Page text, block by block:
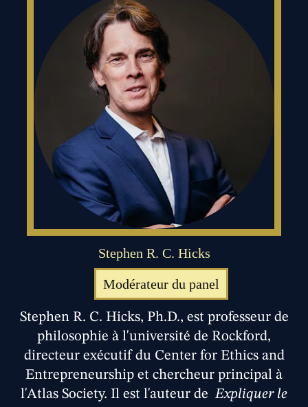
Stephen R. C. Hicks
Modérateur du panel
Stephen R. C. Hicks, Ph.D., est professeur de
philosophie à l'université de Rockford,
directeur exécutif du Center for Ethics and
Entrepreneurship et chercheur principal à
l'Atlas Society. Il est l'auteur de Expliquer le